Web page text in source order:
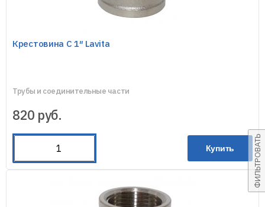
ФИЛЬТРОВАТЬ
Крестовина C 1″ Lavita
Трубы и соединительные части
820 руб.
Купить